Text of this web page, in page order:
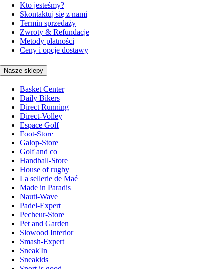
Kto jesteśmy?
Skontaktuj się z nami
Termin sprzedaży
Zwroty & Refundacje
Metody płatności
Ceny i opcje dostawy
Nasze sklepy
Basket Center
Daily Bikers
Direct Running
Direct-Volley
Espace Golf
Foot-Store
Galop-Store
Golf and co
Handball-Store
House of rugby
La sellerie de Maé
Made in Paradis
Nauti-Wave
Padel-Expert
Pecheur-Store
Pet and Garden
Slowood Interior
Smash-Expert
Sneak'In
Sneakids